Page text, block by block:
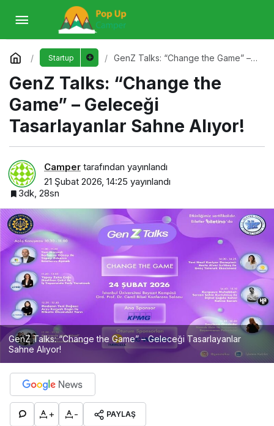
Startup
GenZ Talks: “Change the Game” –
Alıyor!
GenZ Talks: “Change the
Game” – Geleceği
Tasarlayanlar Sahne Alıyor!
Camper tarafından yayınlandı
21 Şubat 2026, 14:25 yayınlandı
3dk, 28sn
GenZ Talks: “Change the Game” – Geleceği Tasarlayanlar
Sahne Alıyor!
+ - PAYLAŞ
GenZ Talks: “Change the Game” – Geleceği
Tasarlayanlar Sahne Alıyor!
Yorum Yap